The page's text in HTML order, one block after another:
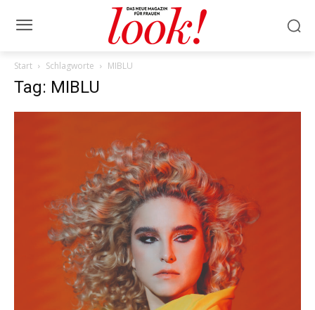
Start Schlagworte MIBLU
Tag: MIBLU